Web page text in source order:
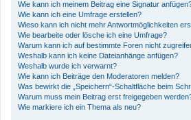
Wie kann ich meinem Beitrag eine Signatur
Wie kann ich eine Umfrage erstellen?
Wieso kann ich nicht mehr Antwortmöglichkeiten
Wie bearbeite oder lösche ich eine Umfrage?
Warum kann ich auf bestimmte Foren nicht
Weshalb kann ich keine Dateianhänge anfügen?
Weshalb wurde ich verwarnt?
Wie kann ich Beiträge den Moderatoren melden?
Was bewirkt die „Speichern“-Schaltfläche beim
Warum muss mein Beitrag erst freigegeben
Wie markiere ich ein Thema als neu?